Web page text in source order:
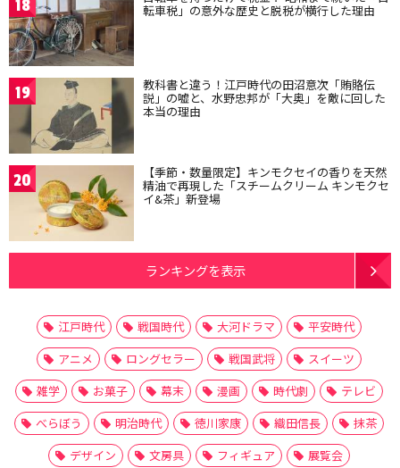
18 転車税」の意外な歴史と脱税が横行した理由
19 教科書と違う！江戸時代の田沼意次「賄賂伝
説」の嘘と、水野忠邦が「大奥」を敵に回した
本当の理由
20 【季節・数量限定】キンモクセイの香りを天然
精油で再現した「スチームクリーム キンモクセ
イ&茶」新登場
ランキングを表示
江戸時代 戦国時代 大河ドラマ
平安時代
アニメ
ロングセラー 戦国武将
スイーツ
雑学
お菓子 幕末 漫画 時代劇
テレビ
べらぼう
明治時代 徳川家康 織田信長
抹茶
デザイン
文房具 フィギュア
展覧会